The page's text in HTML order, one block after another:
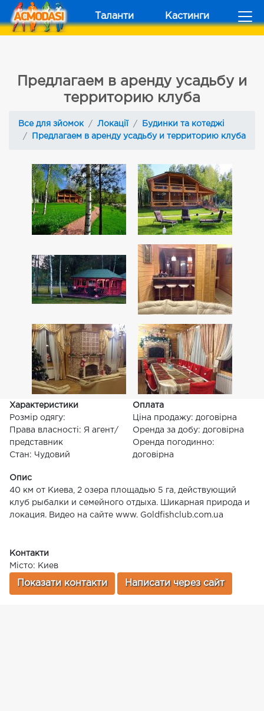
Таланти Кастинги
Предлагаем в аренду усадьбу и
территорию клуба
Все для зйомок Локації
Будинки та котеджі
Предлагаем в аренду усадьбу и территорию клуба
Характеристики
Розмір одягу:
Права власності: Я агент/
представник
Стан: Чудовий
Оплата
Ціна продажу: договірна
Оренда за добу: договірна
Оренда погодинно:
договірна
Опис
40 км от Киева, 2 озера площадью 5 га, действующий
клуб рыбалки и семейного отдыха. Шикарная природа и
локация. Видео на сайте www. Goldfishclub.com.ua
Контакти
Місто: Киев
Показати контакти Написати через сайт